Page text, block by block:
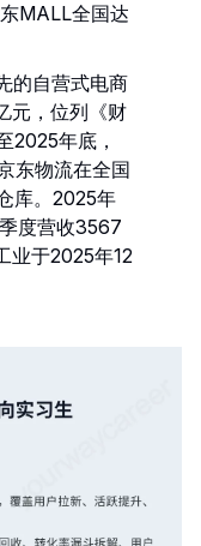
MALL全国达
的自营式电商
元，位列《财
2025年底，
东物流在全国
库。2025年
度营收3567
业于2025年12